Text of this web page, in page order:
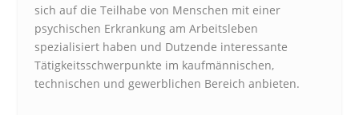
sich auf die Teilhabe von Menschen mit einer
psychischen Erkrankung am Arbeitsleben
spezialisiert haben und Dutzende interessante
Tätigkeitsschwerpunkte im kaufmännischen,
technischen und gewerblichen Bereich anbieten.